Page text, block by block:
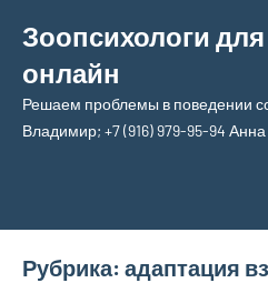
содержимому
Зоопсихологи
онлайн
Решаем проблемы в поведении
Владимир; +7 (916) 979-95-94 Анна
Рубрика: адаптация